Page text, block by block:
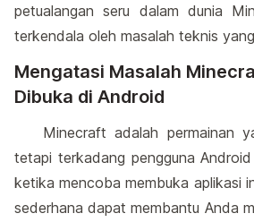
petualangan seru dalam dunia
terkendala oleh masalah teknis
Mengatasi Masalah
Dibuka di Android
Minecraft adalah permainan
tetapi terkadang pengguna Android
ketika mencoba membuka aplikasi
sederhana dapat membantu Anda